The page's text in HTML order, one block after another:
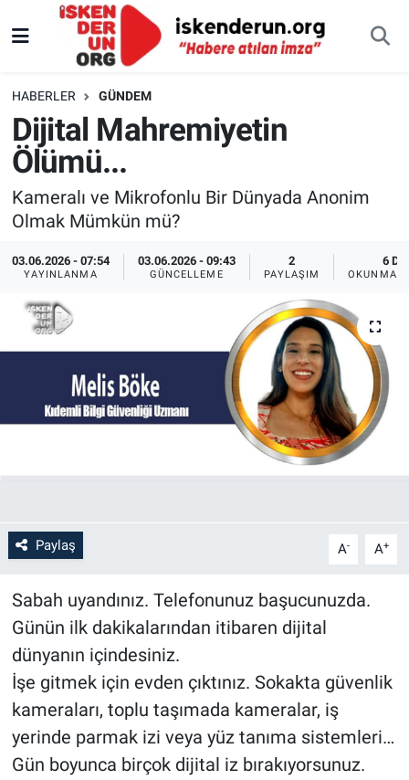
HABERLER GÜNDEM
Dijital Mahremiyetin
Ölümü...
Kameralı ve Mikrofonlu Bir Dünyada Anonim
Olmak Mümkün mü?
03.06.2026 - 07:54
YAYINLANMA
03.06.2026 - 09:43
GÜNCELLEME
2
PAYLAŞIM
6 DK
OKUNMA
Paylaş A- A+
Sabah uyandınız. Telefonunuz başucunuzda.
Günün ilk dakikalarından itibaren dijital
dünyanın içindesiniz.
İşe gitmek için evden çıktınız. Sokakta güvenlik
kameraları, toplu taşımada kameralar, iş
yerinde parmak izi veya yüz tanıma sistemleri…
Gün boyunca birçok dijital iz bırakıyorsunuz.